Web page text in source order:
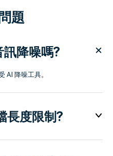
題
降噪嗎?
AI 降噪工具。
長度限制?